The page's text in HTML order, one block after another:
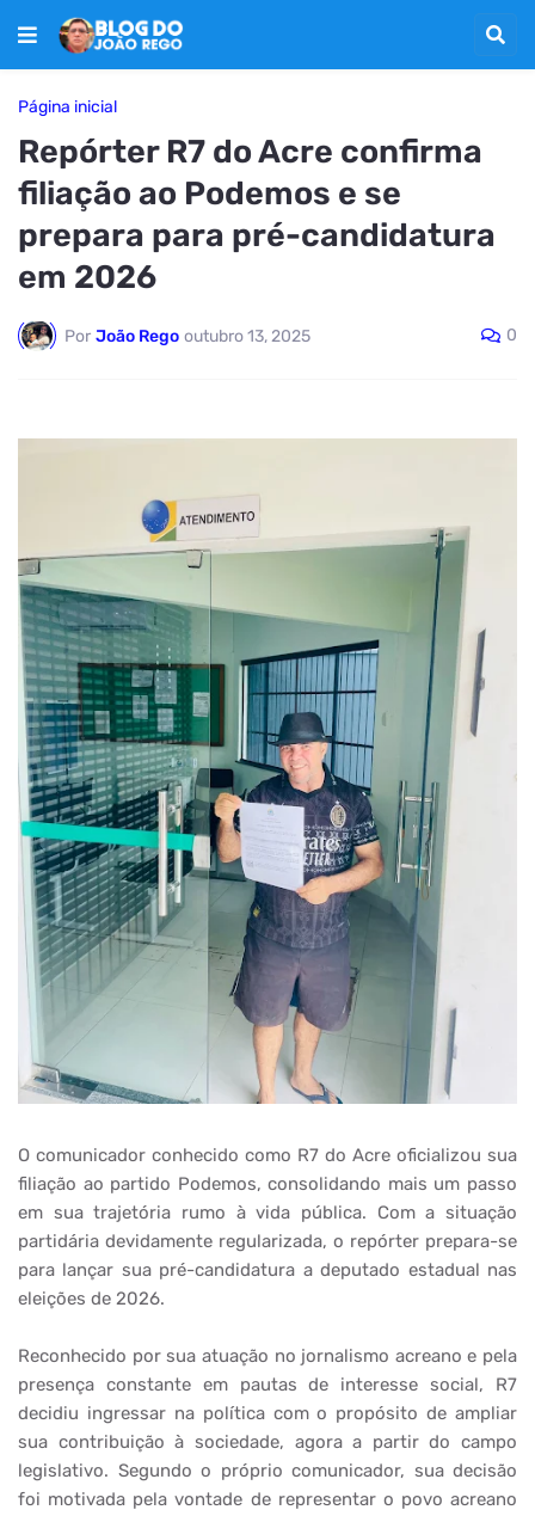
Página inicial
Repórter R7 do Acre confirma
filiação ao Podemos e se
prepara para pré-candidatura
em 2026
Por João Rego outubro 13, 2025 0
O comunicador conhecido como R7 do Acre oficializou sua
filiação ao partido Podemos, consolidando mais um passo
em sua trajetória rumo à vida pública. Com a situação
partidária devidamente regularizada, o repórter prepara-se
para lançar sua pré-candidatura a deputado estadual nas
eleições de 2026.
Reconhecido por sua atuação no jornalismo acreano e pela
presença constante em pautas de interesse social, R7
decidiu ingressar na política com o propósito de ampliar
sua contribuição à sociedade, agora a partir do campo
legislativo. Segundo o próprio comunicador, sua decisão
foi motivada pela vontade de representar o povo acreano